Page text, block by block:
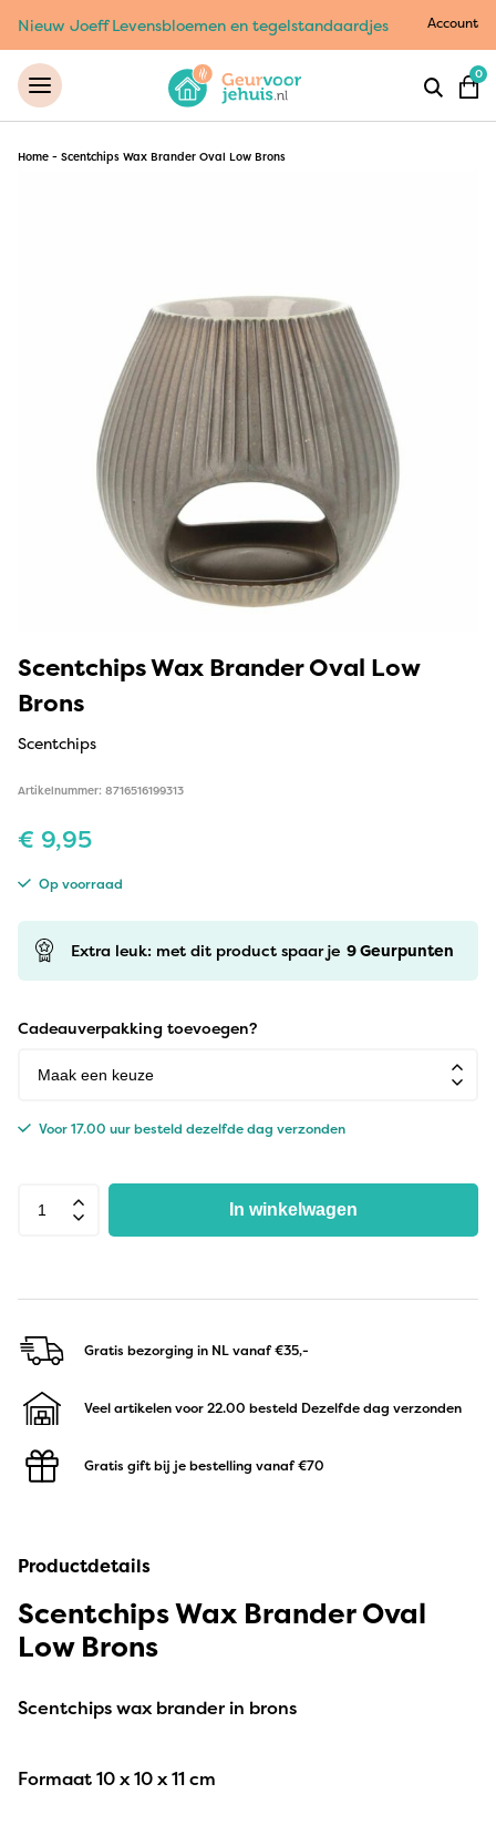
Nieuw Joeff Levensbloemen en tegelstandaardjes Account
0
Home - Scentchips Wax Brander Oval Low Brons
Scentchips Wax Brander Oval Low
Brons
Scentchips
Artikelnummer: 8716516199313
€ 9,95
Op voorraad
Extra leuk: met dit product spaar je 9Geurpunten
Cadeauverpakking toevoegen?
Voor 17.00 uur besteld dezelfde dag verzonden
In winkelwagen
Gratis bezorging in NLvanaf €35,-
Veel artikelen voor 22.00 besteld Dezelfde dag verzonden
Gratis gift bij je bestelling vanaf €70
Productdetails
Scentchips Wax Brander Oval
Low Brons
Scentchips wax brander in brons
Formaat 10 x 10 x 11 cm